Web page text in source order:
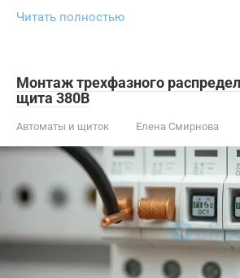
Читать полностью
Монтаж трехфазного
щита 380В
Автоматы и щиток Елена Смирнова